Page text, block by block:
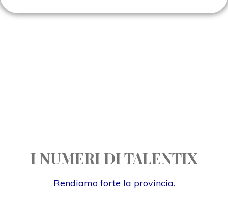
I NUMERI DI TALENTIX
Rendiamo forte la provincia.